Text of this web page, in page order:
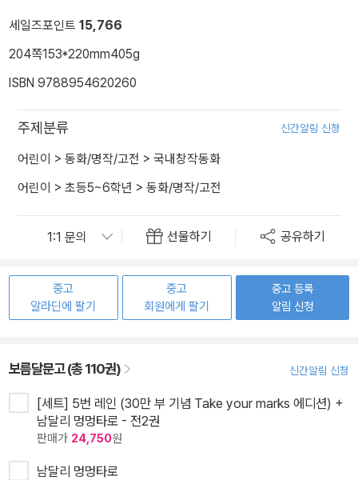
세일즈포인트 15,766
204쪽153*220mm405g
ISBN 9788954620260
주제분류 신간알림 신청
어린이 > 동화/명작/고전 > 국내창작동화
어린이 > 초등5~6학년 > 동화/명작/고전
선물하기 공유하기
중고
알라딘에 팔기
중고
회원에게 팔기
중고 등록
알림 신청
보름달문고 (총 110권) 신간알림 신청
[세트] 5번 레인 (30만 부 기념 Take your marks 에디션) +
남달리 멍멍타로 - 전2권
판매가 24,750원
남달리 멍멍타로